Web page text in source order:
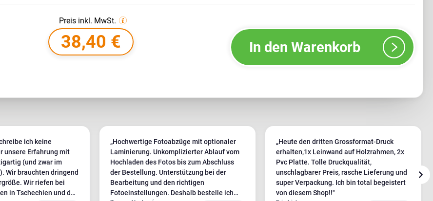
Preis inkl. MwSt.
38,40 € In den Warenkorb
ich keine
unsere Erfahrung mit
(und zwar im
Wir riefen bei
in Tschechien und der
„Hochwertige Fotoabzüge mit optionaler
Laminierung. Unkomplizierter Ablauf vom
Hochladen des Fotos bis zum Abschluss
der Bestellung. Unterstützung bei der
Bearbeitung und den richtigen
Fotoeinstellungen. Deshalb bestelle ich
„Heute den dritten Grossformat-Druck
erhalten,1x Leinwand auf Holzrahmen, 2x
Pvc Platte. Tolle Druckqualität,
unschlagbarer Preis, rasche Lieferung und
super Verpackung. Ich bin total begeistert
von diesem Shop!!"